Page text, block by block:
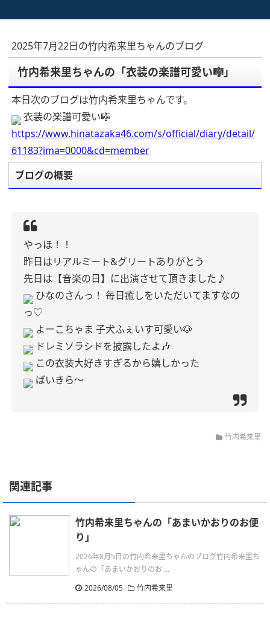
2025年7月22日の竹内希来里ちゃんのブログ
竹内希来里ちゃんの「衣装の楽譜可愛い🎼」
本日次のブログは竹内希来里ちゃんです。
衣装の楽譜可愛い🎼
https://www.hinatazaka46.com/s/official/diary/detail/
61183?ima=0000&cd=member
ブログの概要
やっほ！！
昨日はリアルミート&グリートありがとう
先日は【音楽の日】に出演させて頂きました♪
ひなのさんっ！ 毎日癒しをいただいてますなの
っ♡
よーこちゃま 子犬ふぇいす可愛い🐶
ドレミソラシドを披露したよ🎶
この衣装大好きすぎるから嬉しかった
ばいきら〜
竹内希来里
関連記事
竹内希来里ちゃんの「あまいかおりのお便
り」
2026年8月5日の竹内希来里ちゃんのブログ竹内希来里ち
ゃんの「あまいかおりのお ...
2026/08/05
竹内希来里